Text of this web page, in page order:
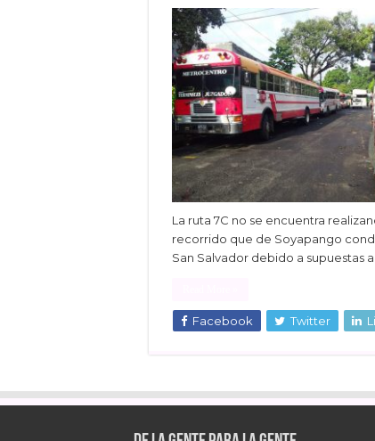
La ruta 7C no se encuentra
recorrido que de Soyapango
San Salvador debido a supuestas
Facebook Twitter